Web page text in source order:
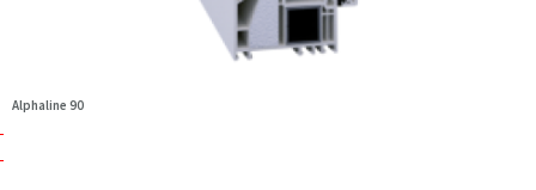
Alphaline 90